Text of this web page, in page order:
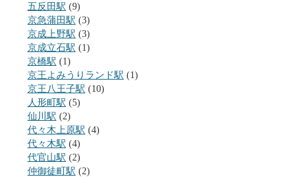
五反田駅 (9)
京急蒲田駅 (3)
京成上野駅 (3)
京成立石駅 (1)
京橋駅 (1)
京王よみうりランド駅 (1)
京王八王子駅 (10)
人形町駅 (5)
仙川駅 (2)
代々木上原駅 (4)
代々木駅 (4)
代官山駅 (2)
仲御徒町駅 (2)